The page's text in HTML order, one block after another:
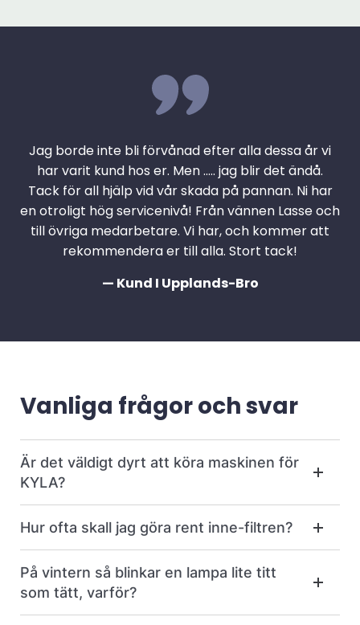
Jag borde inte bli förvånad efter alla dessa år vi
har varit kund hos er. Men ….. jag blir det ändå.
Tack för all hjälp vid vår skada på pannan. Ni har
en otroligt hög servicenivå! Från vännen Lasse och
till övriga medarbetare. Vi har, och kommer att
rekommendera er till alla. Stort tack!
— Kund I Upplands-Bro
Vanliga frågor och svar
Är det väldigt dyrt att köra maskinen för
KYLA?
Hur ofta skall jag göra rent inne-filtren?
På vintern så blinkar en lampa lite titt
som tätt, varför?